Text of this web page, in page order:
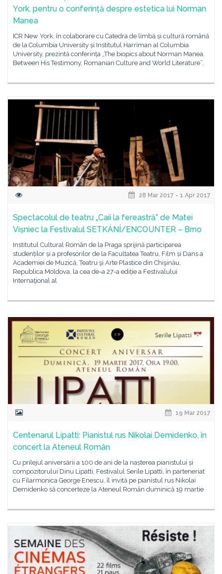
York, pentru o conferință despre estetica lui Norman
Manea
ICR New York, în colaborare cu Catedra de limbă și cultură română
de la Columbia University și Institutul Harriman al Columbia
University, prezintă conferința „The biopics about Norman Manea.
Between His Testimony, Romanian Culture and World Literature”,
28 Mar 2017 - 1 Apr 2017
Spectacolul de teatru „Caii la fereastră” de Matei
Vișniec la Festivalul SETKÁNÍ/ENCOUNTER – Brno
Institutul Cultural Român de la Praga sprijină participarea
studenților și a profesorilor de la Facultatea Teatru, Film și Dans a
Academiei de Muzică, Teatru şi Arte Plastice din Chişinău,
Republica Moldova, la cea de-a 27-a ediție a Festivalului
Internaţional al
19 Mar 2017
Centenarul Lipatti: Pianistul rus Nikolai Demidenko, în
concert la Ateneul Român
Cu prilejul aniversării a 100 de ani de la nașterea pianistului și
compozitorului Dinu Lipatti, Festivalul Serile Lipatti, în parteneriat
cu Filarmonica George Enescu, îl invită pe pianistul rus Nikolai
Demidenko să concerteze la Ateneul Român duminică 19 martie